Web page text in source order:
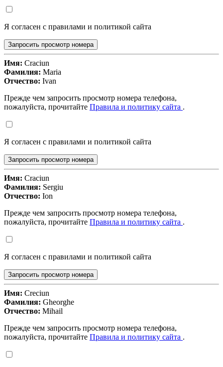
Я согласен с правилами и политикой сайта
Запросить просмотр номера
Имя: Craciun
Фамилия: Maria
Отчество: Ivan
Прежде чем запросить просмотр номера телефона,
пожалуйста, прочитайте Правила и политику сайта .
Я согласен с правилами и политикой сайта
Запросить просмотр номера
Имя: Craciun
Фамилия: Sergiu
Отчество: Ion
Прежде чем запросить просмотр номера телефона,
пожалуйста, прочитайте Правила и политику сайта .
Я согласен с правилами и политикой сайта
Запросить просмотр номера
Имя: Creciun
Фамилия: Gheorghe
Отчество: Mihail
Прежде чем запросить просмотр номера телефона,
пожалуйста, прочитайте Правила и политику сайта .